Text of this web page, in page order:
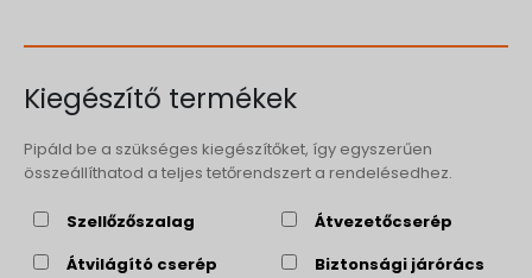
Kiegészítő termékek
Pipáld be a szükséges kiegészítőket, így egyszerűen
összeállíthatod a teljes tetőrendszert a rendelésedhez.
Szellőzőszalag
Átvezetőcserép
Átvilágító cserép
Biztonsági járórács